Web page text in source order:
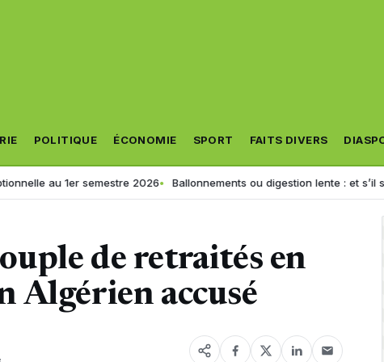
POLITIQUE ÉCONOMIE SPORT FAITS DIVERS
semestre 2026 Ballonnements ou digestion lente : et s’il s’agissait
de retraités en
Algérien accusé